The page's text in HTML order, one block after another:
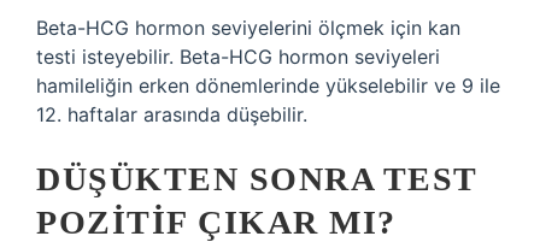
Beta-HCG hormon seviyelerini ölçmek için kan
testi isteyebilir. Beta-HCG hormon seviyeleri
hamileliğin erken dönemlerinde yükselebilir ve 9 ile
12. haftalar arasında düşebilir.
DÜŞÜKTEN SONRA TEST
POZITIF ÇIKAR MI?